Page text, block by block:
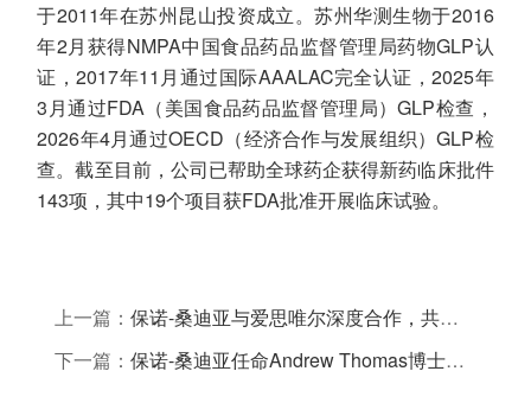
于2011年在苏州昆山投资成立。苏州华测生物于2016
年2月获得NMPA中国食品药品监督管理局药物GLP认
证，2017年11月通过国际AAALAC完全认证，2025年
3月通过FDA（美国食品药品监督管理局）GLP检查，
2026年4月通过OECD（经济合作与发展组织）GLP检
查。截至目前，公司已帮助全球药企获得新药临床批件
143项，其中19个项目获FDA批准开展临床试验。
上一篇：保诺-桑迪亚与爱思唯尔深度合作，共同参展2026 CPHI China
下一篇：保诺-桑迪亚任命Andrew Thomas博士与Stevan Djuric博士担任科学顾问